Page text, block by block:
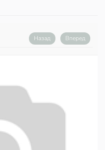
Назад Вперед